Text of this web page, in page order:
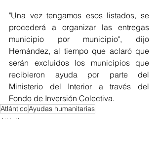
"Una vez tengamos esos listados, se
procederá a organizar las entregas
municipio por municipio", dijo
Hernández, al tiempo que aclaró que
serán excluidos los municipios que
recibieron ayuda por parte del
Ministerio del Interior a través del
Fondo de Inversión Colectiva.
AtlánticoAyudas humanitarias
Atlántico